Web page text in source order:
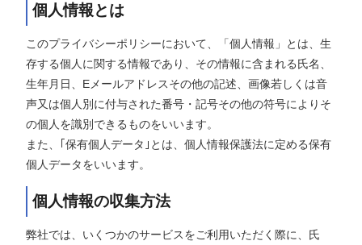
個人情報とは
このプライバシーポリシーにおいて、「個人情報」とは、生
存する個人に関する情報であり、その情報に含まれる氏名、
生年月日、Eメールアドレスその他の記述、画像若しくは音
声又は個人別に付与された番号・記号その他の符号によりそ
の個人を識別できるものをいいます。
また、｢保有個人データ｣とは、個人情報保護法に定める保有
個人データをいいます。
個人情報の収集方法
弊社では、いくつかのサービスをご利用いただく際に、氏